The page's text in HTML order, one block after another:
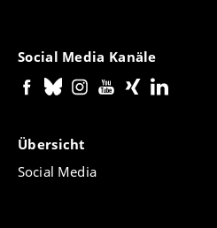
Social Media Kanäle
Übersicht
Social Media